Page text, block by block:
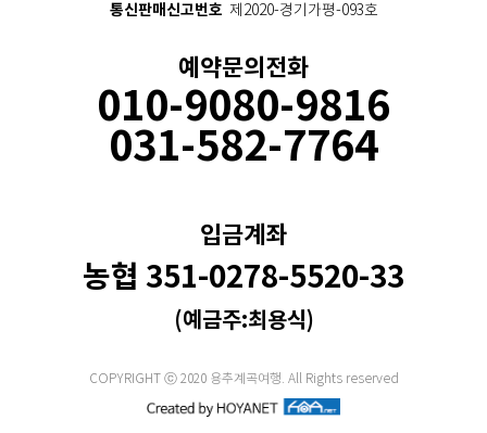
통신판매신고번호 제2020-경기가평-093호
예약문의전화
010-9080-9816
031-582-7764
입금계좌
농협 351-0278-5520-33
(예금주:최용식)
COPYRIGHT ⓒ 2020 용추계곡여행. All Rights reserved